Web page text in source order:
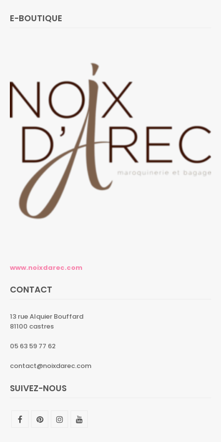
E-BOUTIQUE
www.noixdarec.com
CONTACT
13 rue Alquier Bouffard
81100 castres
05 63 59 77 62
contact@noixdarec.com
SUIVEZ-NOUS